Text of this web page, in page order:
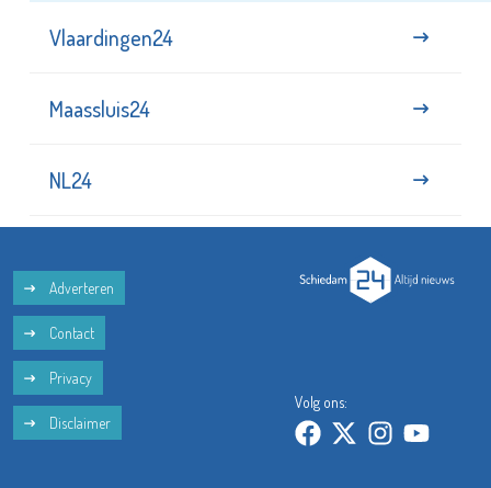
Vlaardingen24
Maassluis24
NL24
Adverteren
Contact
Privacy
Disclaimer
Volg ons: